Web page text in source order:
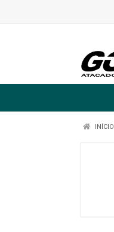
INÍCIO